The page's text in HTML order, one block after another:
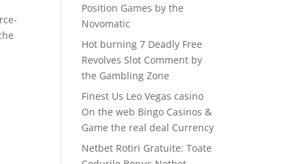
Position Games by the
Novomatic
Hot burning 7 Deadly Free
Revolves Slot Comment by
the Gambling Zone
Finest Us Leo Vegas casino
On the web Bingo Casinos &
Game the real deal Currency
Netbet Rotiri Gratuite: Toate